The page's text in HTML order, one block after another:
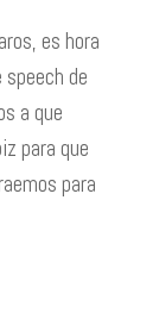
es hora
de
a que
para que
para